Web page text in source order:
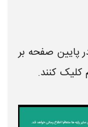
پایین صفحه بر
کلیک کنند.